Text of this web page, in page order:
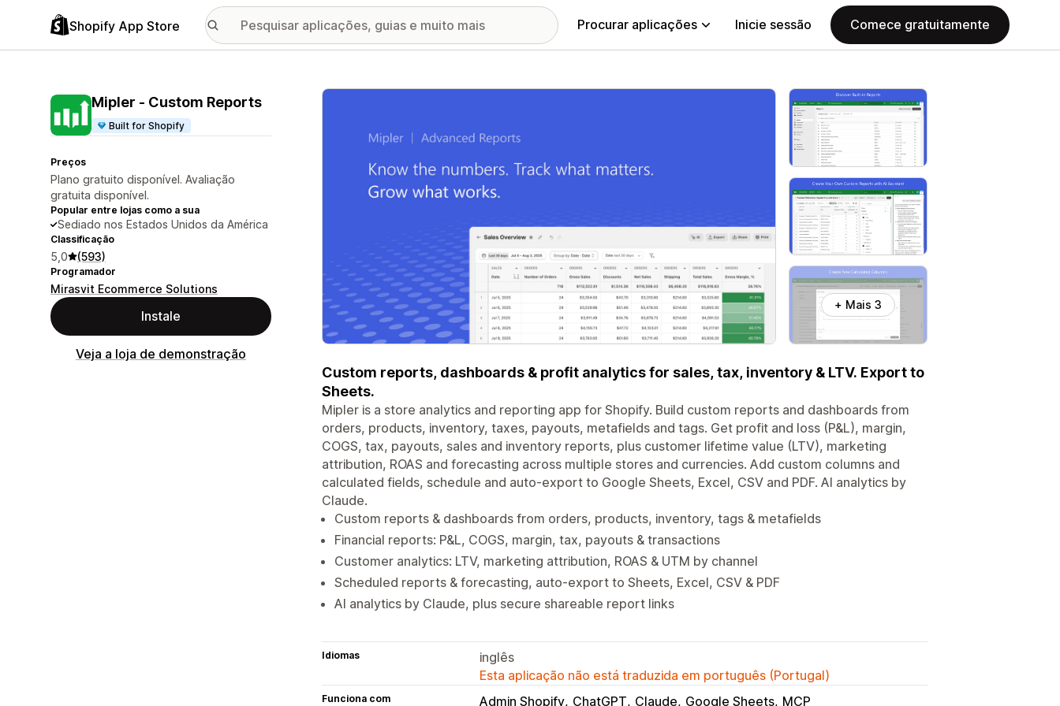
Shopify App Store Procurar aplicações Inicie sessão Comece gratuitamente
Mipler ‑ Custom Reports
Built for Shopify
Preços
Plano gratuito disponível. Avaliação
gratuita disponível.
Popular entre lojas como a sua
Sediado nos Estados Unidos da América
Classificação
5,0 (593)
Programador
Mirasvit Ecommerce Solutions
Instale
Veja a loja de demonstração
Galeria de imagens em destaque
+ Mais 3
Custom reports, dashboards & profit analytics for sales, tax, inventory & LTV. Export to
Sheets.
Mipler is a store analytics and reporting app for Shopify. Build custom reports and dashboards from
orders, products, inventory, taxes, payouts, metafields and tags. Get profit and loss (P&L), margin,
COGS, tax, payouts, sales and inventory reports, plus customer lifetime value (LTV), marketing
attribution, ROAS and forecasting across multiple stores and currencies. Add custom columns and
calculated fields, schedule and auto-export to Google Sheets, Excel, CSV and PDF. AI analytics by
Claude.
Custom reports & dashboards from orders, products, inventory, tags & metafields
Financial reports: P&L, COGS, margin, tax, payouts & transactions
Customer analytics: LTV, marketing attribution, ROAS & UTM by channel
Scheduled reports & forecasting, auto-export to Sheets, Excel, CSV & PDF
AI analytics by Claude, plus secure shareable report links
Idiomas
inglês
Esta aplicação não está traduzida em português (Portugal)
Funciona com Admin Shopify ChatGPT Claude Google Sheets MCP